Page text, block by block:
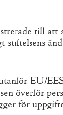
till att
stiftelsens
EU/
överför
för